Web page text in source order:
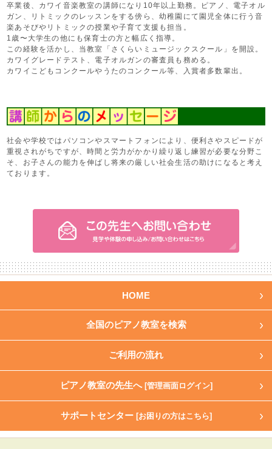
卒業後、カワイ音楽教室の講師になり10年以上勤務。ピアノ、電子オル
ガン、リトミックのレッスンをする傍ら、幼稚園にて園児全体に行う音
楽あそびやリトミックの授業や子育て支援も担当。
1歳〜大学生の他にも保育士の方と幅広く指導。
この経験を活かし、当教室「さくらいミュージックスクール」を開設。
カワイグレードテスト、電子オルガンの審査員も務める。
カワイこどもコンクールやうたのコンクール等、入賞者多数輩出。
社会や学校ではパソコンやスマートフォンにより、便利さやスピードが
重視されがちですが、時間と労力がかかり繰り返し練習が必要な分野こ
そ、お子さんの能力を伸ばし将来の厳しい社会生活の助けになると考え
ております。
HOME
全国のピアノ教室を検索
ご利用の流れ
ピアノ教室の先生へ [管理画面ログイン]
サポートセンター [お困りの方はこちら]